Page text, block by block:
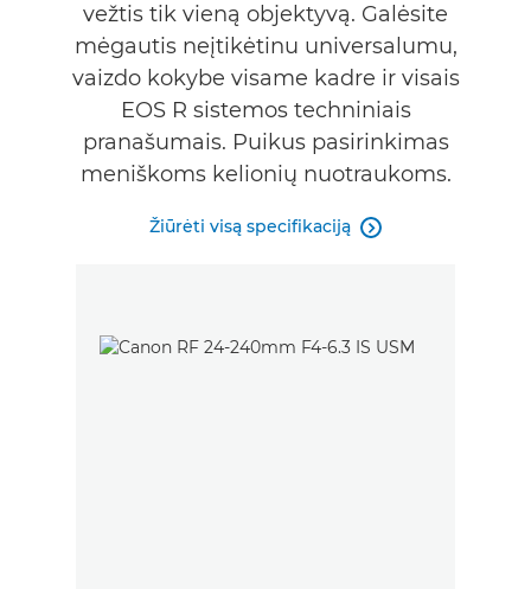
vežtis tik vieną objektyvą. Galėsite
mėgautis neįtikėtinu universalumu,
vaizdo kokybe visame kadre ir visais
EOS R sistemos techniniais
pranašumais. Puikus pasirinkimas
meniškoms kelionių nuotraukoms.
Žiūrėti visą specifikaciją 